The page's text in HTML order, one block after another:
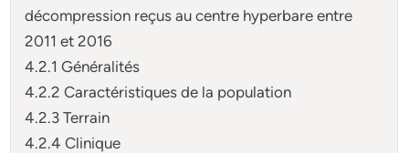
décompression reçus au centre hyperbare entre
2011 et 2016
4.2.1 Généralités
4.2.2 Caractéristiques de la population
4.2.3 Terrain
4.2.4 Clinique